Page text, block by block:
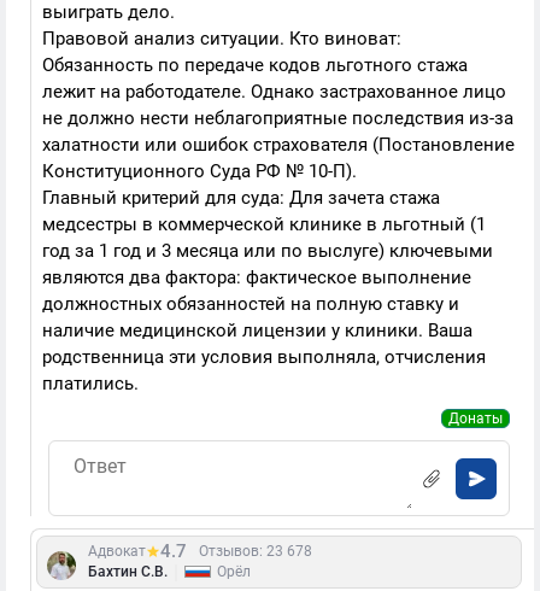
выиграть дело.
Правовой анализ ситуации. Кто виноват:
Обязанность по передаче кодов льготного стажа
лежит на работодателе. Однако застрахованное лицо
не должно нести неблагоприятные последствия из-за
халатности или ошибок страхователя (Постановление
Конституционного Суда РФ № 10-П).
Главный критерий для суда: Для зачета стажа
медсестры в коммерческой клинике в льготный (1
год за 1 год и 3 месяца или по выслуге) ключевыми
являются два фактора: фактическое выполнение
должностных обязанностей на полную ставку и
наличие медицинской лицензии у клиники. Ваша
родственница эти условия выполняла, отчисления
платились.
Донаты
Адвокат 4.7
Отзывов: 23 678
Бахтин С.В.
Орёл